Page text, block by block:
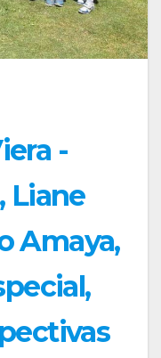
-
Liane
Amaya,